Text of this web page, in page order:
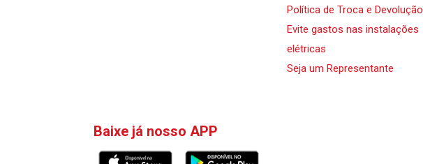
Política de Troca e Devolução
Evite gastos nas instalações
elétricas
Seja um Representante
Baixe já nosso APP